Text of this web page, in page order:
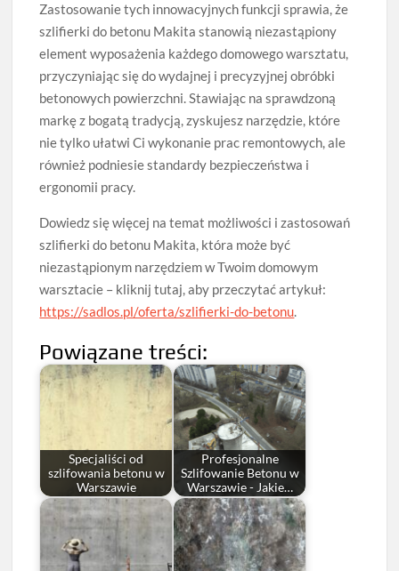
Zastosowanie tych innowacyjnych funkcji sprawia, że
szlifierki do betonu Makita stanowią niezastąpiony
element wyposażenia każdego domowego warsztatu,
przyczyniając się do wydajnej i precyzyjnej obróbki
betonowych powierzchni. Stawiając na sprawdzoną
markę z bogatą tradycją, zyskujesz narzędzie, które
nie tylko ułatwi Ci wykonanie prac remontowych, ale
również podniesie standardy bezpieczeństwa i
ergonomii pracy.
Dowiedz się więcej na temat możliwości i zastosowań
szlifierki do betonu Makita, która może być
niezastąpionym narzędziem w Twoim domowym
warsztacie – kliknij tutaj, aby przeczytać artykuł:
https://sadlos.pl/oferta/szlifierki-do-betonu
Powiązane treści:
Specjaliści od
szlifowania betonu w
Warszawie
Profesjonalne
Szlifowanie Betonu w
Warszawie - Jakie…